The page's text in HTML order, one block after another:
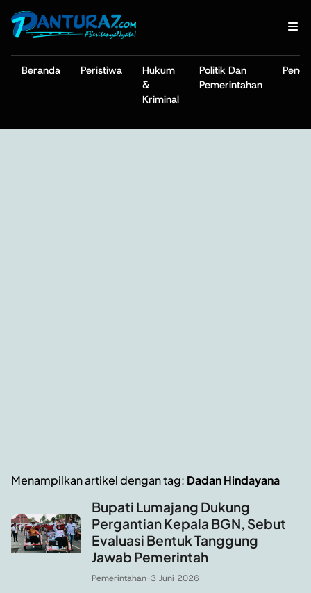
Beranda Peristiwa
Hukum
&
Kriminal
Politik Dan
Pemerintahan
Menampilkan artikel dengan tag: Dadan Hindayana
Bupati Lumajang Dukung
Pergantian Kepala BGN, Sebut
Evaluasi Bentuk Tanggung
Jawab Pemerintah
Pemerintahan-3 Juni 2026